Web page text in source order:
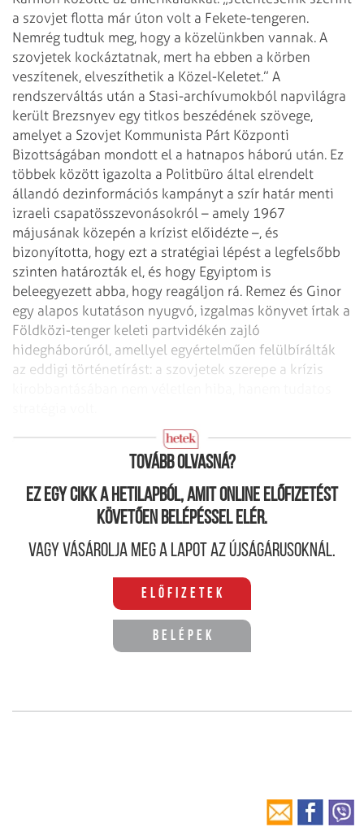
a szovjet flotta már úton volt a Fekete-tengeren.
Nemrég tudtuk meg, hogy a közelünkben vannak. A
szovjetek kockáztatnak, mert ha ebben a körben
veszítenek, elveszíthetik a Közel-Keletet.” A
rendszerváltás után a Stasi-archívumokból napvilágra
került Brezsnyev egy titkos beszédének szövege,
amelyet a Szovjet Kommunista Párt Központi
Bizottságában mondott el a hatnapos háború után. Ez
többek között igazolta a Politbüro által elrendelt
állandó dezinformációs kampányt a szír határ menti
izraeli csapatösszevonásokról – amely 1967
májusának közepén a krízist előidézte –, és
bizonyította, hogy ezt a stratégiai lépést a legfelsőbb
szinten határozták el, és hogy Egyiptom is
beleegyezett abba, hogy reagáljon rá. Remez és Ginor
egy alapos kutatáson nyugvó, izgalmas könyvet írtak a
Földközi-tenger keleti partvidékén zajló
hidegháborúról, amellyel egyértelműen felülbírálták
az eddigi történetírást: a szovjetek szerepe a krízis
Az egyiptomi pearl harbor
Tovább olvasná?
Ez egy cikk a hetilapból, amit online előfizetést
követően belépéssel elér.
Vagy vásárolja meg a lapot az újságárusoknál.
Előfizetek
Belépek